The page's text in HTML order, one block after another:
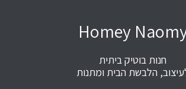
Homey
חנות בוטיק ביתית
הלבשת הבית ומתנות